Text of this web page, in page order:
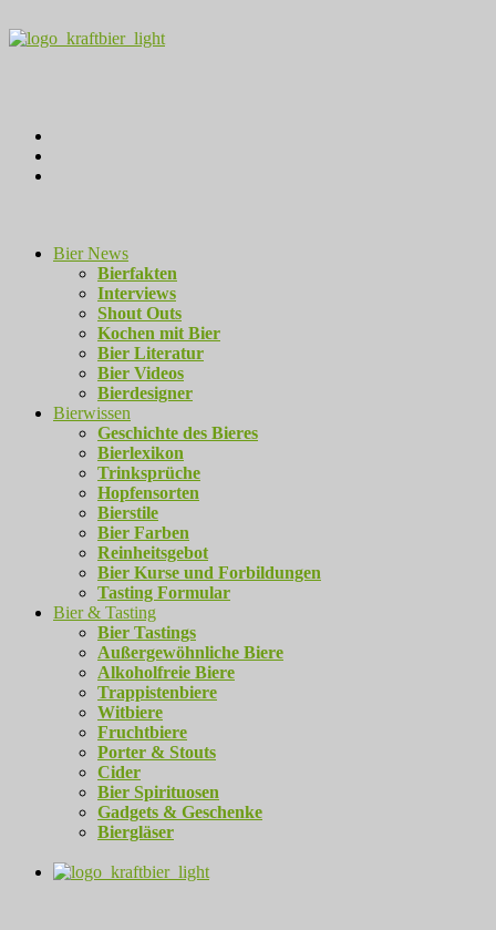
Bier News
Bierfakten
Interviews
Shout Outs
Kochen mit Bier
Bier Literatur
Bier Videos
Bierdesigner
Bierwissen
Geschichte des Bieres
Bierlexikon
Trinksprüche
Hopfensorten
Bierstile
Bier Farben
Reinheitsgebot
Bier Kurse und Forbildungen
Tasting Formular
Bier & Tasting
Bier Tastings
Außergewöhnliche Biere
Alkoholfreie Biere
Trappistenbiere
Witbiere
Fruchtbiere
Porter & Stouts
Cider
Bier Spirituosen
Gadgets & Geschenke
Biergläser